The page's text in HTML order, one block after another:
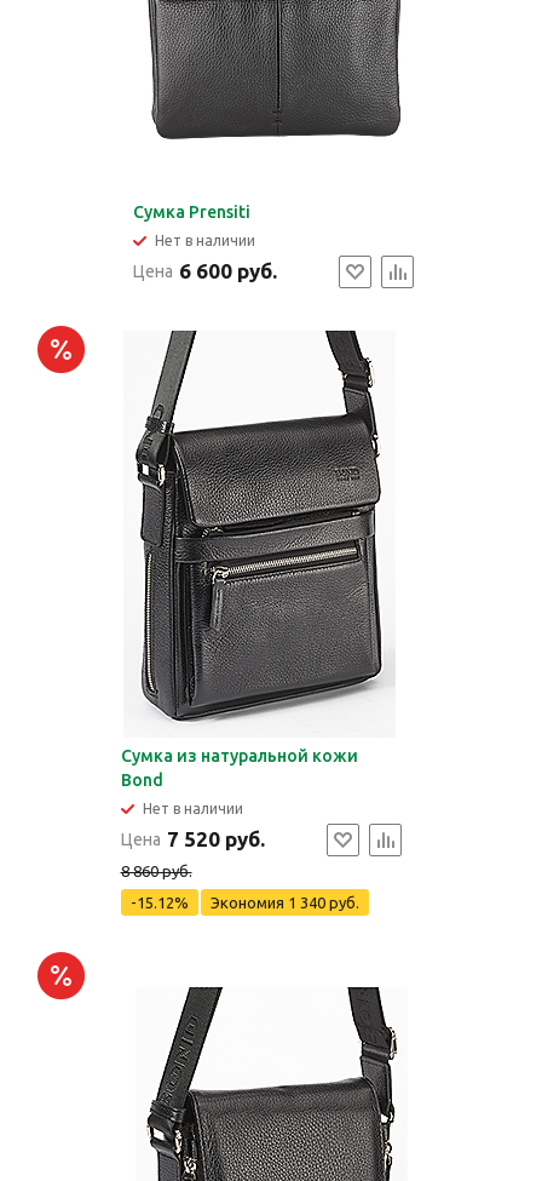
Cумка Prensiti
Нет в наличии
Цена 6 600 руб.
Сумка из натуральной кожи
Bond
Нет в наличии
Цена 7 520 руб.
8 860 руб.
-15.12%
Экономия 1 340 руб.